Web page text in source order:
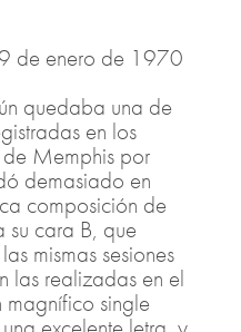
de enero de 1970
quedaba una de
en los
Memphis por
demasiado en
composición de
su cara B, que
mismas sesiones
las realizadas en el
magnífico single